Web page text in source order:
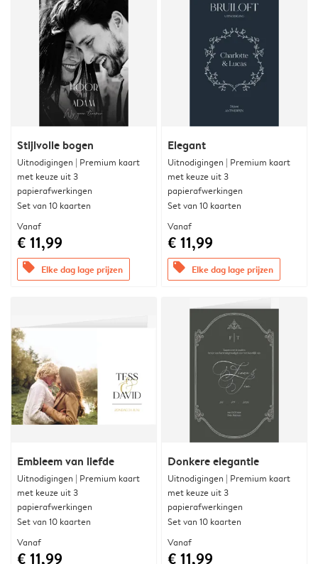
Stijlvolle bogen
Uitnodigingen | Premium kaart
met keuze uit 3
papierafwerkingen
Set van 10 kaarten
Vanaf
€ 11,99
offers Elke dag lage prijzen
Elegant
Uitnodigingen | Premium kaart
met keuze uit 3
papierafwerkingen
Set van 10 kaarten
Vanaf
€ 11,99
offers Elke dag lage prijzen
Embleem van liefde
Uitnodigingen | Premium kaart
met keuze uit 3
papierafwerkingen
Set van 10 kaarten
Vanaf
€ 11,99
Donkere elegantie
Uitnodigingen | Premium kaart
met keuze uit 3
papierafwerkingen
Set van 10 kaarten
Vanaf
€ 11,99